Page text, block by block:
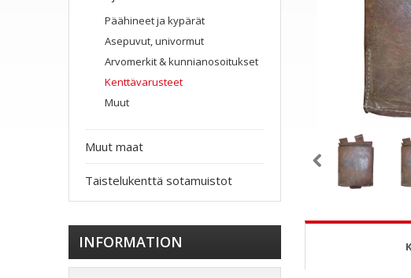
Päähineet ja kypärät
Asepuvut, univormut
Arvomerkit & kunnianosoitukset
Kenttävarusteet
Muut
Muut maat
Taistelukenttä sotamuistot
INFORMATION